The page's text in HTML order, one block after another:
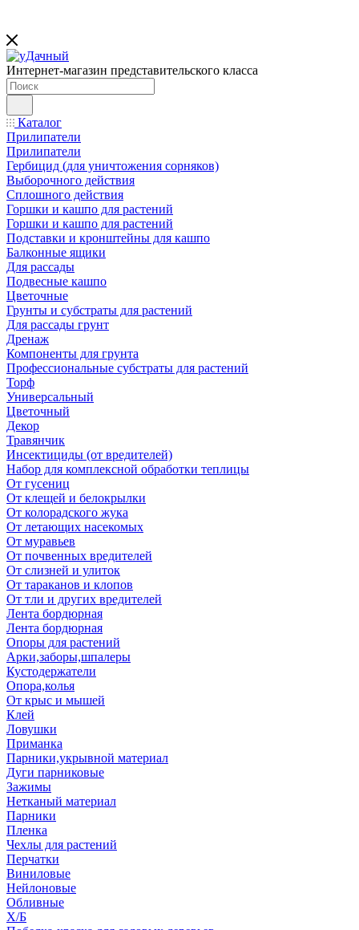
Интернет-магазин представительского класса
Каталог
Прилипатели
Прилипатели
Гербицид (для уничтожения сорняков)
Выборочного действия
Сплошного действия
Горшки и кашпо для растений
Горшки и кашпо для растений
Подставки и кронштейны для кашпо
Балконные ящики
Для рассады
Подвесные кашпо
Цветочные
Грунты и субстраты для растений
Для рассады грунт
Дренаж
Компоненты для грунта
Профессиональные субстраты для растений
Торф
Универсальный
Цветочный
Декор
Травянчик
Инсектициды (от вредителей)
Набор для комплексной обработки теплицы
От гусениц
От клещей и белокрылки
От колорадского жука
От летающих насекомых
От муравьев
От почвенных вредителей
От слизней и улиток
От тараканов и клопов
От тли и других вредителей
Лента бордюрная
Лента бордюрная
Опоры для растений
Арки,заборы,шпалеры
Кустодержатели
Опора,колья
От крыс и мышей
Клей
Ловушки
Приманка
Парники,укрывной материал
Дуги парниковые
Зажимы
Нетканый материал
Парники
Пленка
Чехлы для растений
Перчатки
Виниловые
Нейлоновые
Обливные
Х/Б